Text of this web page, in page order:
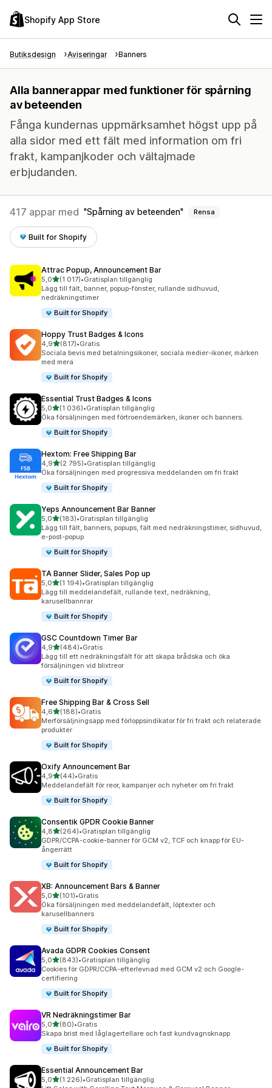
Shopify App Store
Butiksdesign Aviseringar Banners
Alla bannerappar med funktioner för spårning
av beteenden
Fånga kundernas uppmärksamhet högst upp på
alla sidor med ett fält med information om fri
frakt, kampanjkoder och vältajmade
erbjudanden.
417 appar med Spårning av beteenden Rensa
Built for Shopify
Attrac Popup, Announcement Bar
5,0av 5 stjärnor
(1 017)
1017 recensioner totalt
•Gratisplan tillgänglig
Lägg till fält, banner, popup-fönster, rullande sidhuvud,
nedräkningstimer
Built for Shopify
Hoppy Trust Badges & Icons
4,9av 5 stjärnor
(817)
817 recensioner totalt
•Gratis
Sociala bevis med betalningsikoner, sociala medier-ikoner, märken
med mera
Built for Shopify
Essential Trust Badges & Icons
5,0av 5 stjärnor
(1 036)
1036 recensioner totalt
•Gratisplan tillgänglig
Öka försäljningen med förtroendemärken, ikoner och banners.
Built for Shopify
Hextom: Free Shipping Bar
4,9av 5 stjärnor
(2 795)
2795 recensioner totalt
•Gratisplan tillgänglig
Öka försäljningen med progressiva meddelanden om fri frakt
Built for Shopify
Yeps Announcement Bar Banner
5,0av 5 stjärnor
(183)
183 recensioner totalt
•Gratisplan tillgänglig
Lägg till fält, banners, popups, fält med nedräkningstimer, sidhuvud,
e-post-popup
Built for Shopify
TA Banner Slider, Sales Pop up
5,0av 5 stjärnor
(1 194)
1194 recensioner totalt
•Gratisplan tillgänglig
Lägg till meddelandefält, rullande text, nedräkning,
karusellbannrar
Built for Shopify
GSC Countdown Timer Bar
4,9av 5 stjärnor
(484)
484 recensioner totalt
•Gratis
Lägg till ett nedräkningsfält för att skapa brådska och öka
försäljningen vid blixtreor
Built for Shopify
Free Shipping Bar & Cross Sell
4,6av 5 stjärnor
(188)
188 recensioner totalt
•Gratis
Merförsäljningsapp med förloppsindikator för fri frakt och relaterade
produkter
Built for Shopify
Oxify Announcement Bar
4,9av 5 stjärnor
(44)
44 recensioner totalt
•Gratis
Meddelandefält för reor, kampanjer och nyheter om fri frakt
Built for Shopify
Consentik GPDR Cookie Banner
4,8av 5 stjärnor
(264)
264 recensioner totalt
•Gratisplan tillgänglig
GDPR/CCPA-cookie-banner för GCM v2, TCF och knapp för EU-
ångerrätt
Built for Shopify
XB: Announcement Bars & Banner
5,0av 5 stjärnor
(101)
101 recensioner totalt
•Gratis
Öka försäljningen med meddelandefält, löptexter och
karusellbanners
Built for Shopify
Avada GDPR Cookies Consent
5,0av 5 stjärnor
(843)
843 recensioner totalt
•Gratisplan tillgänglig
Cookies för GDPR/CCPA-efterlevnad med GCM v2 och Google-
certifiering
Built for Shopify
VR Nedräkningstimer Bar
5,0av 5 stjärnor
(80)
80 recensioner totalt
•Gratis
Skapa brist med låglagertellare och fast kundvagnsknapp
Built for Shopify
Essential Announcement Bar
5,0av 5 stjärnor
(1 226)
1226 recensioner totalt
•Gratisplan tillgänglig